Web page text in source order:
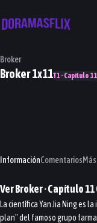
Broker
Broker 1x11T1 · Capítulo 11
InformaciónComentarios
VerBroker· Capítulo11
La científica Yan Jia Ning es
plan" del famoso grupo